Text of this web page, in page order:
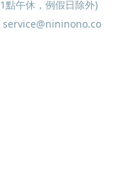
點午休，例假日除外)
service@nininono.co